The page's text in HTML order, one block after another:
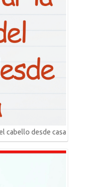
cabello desde casa